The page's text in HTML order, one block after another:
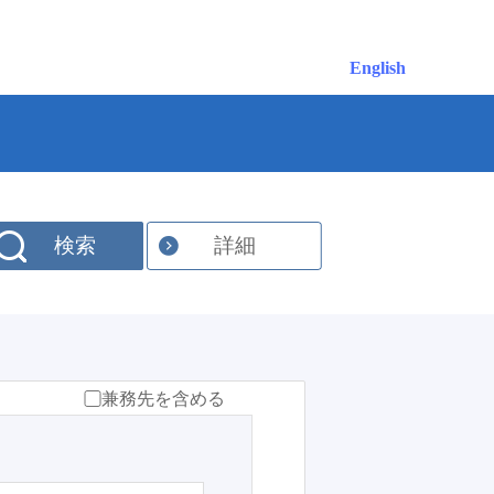
English
検索 詳細
兼務先を含める